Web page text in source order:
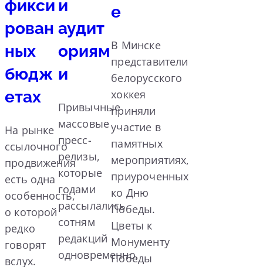
фикси
рован
ных
бюдж
етах
На рынке
ссылочного
продвижения
есть одна
особенность,
о которой
редко
говорят
вслух.
и
аудит
ориям
и
Привычные
массовые
пресс-
релизы,
которые
годами
рассылались
сотням
редакций
одновременно,
е
В Минске
представители
белорусского
хоккея
приняли
участие в
памятных
мероприятиях,
приуроченных
ко Дню
Победы.
Цветы к
Монументу
Победы